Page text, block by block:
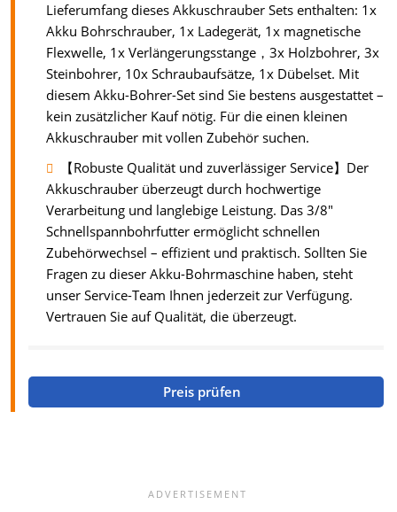
Lieferumfang dieses Akkuschrauber Sets enthalten: 1x
Akku Bohrschrauber, 1x Ladegerät, 1x magnetische
Flexwelle, 1x Verlängerungsstange，3x Holzbohrer, 3x
Steinbohrer, 10x Schraubaufsätze, 1x Dübelset. Mit
diesem Akku-Bohrer-Set sind Sie bestens ausgestattet –
kein zusätzlicher Kauf nötig. Für die einen kleinen
Akkuschrauber mit vollen Zubehör suchen.
【Robuste Qualität und zuverlässiger Service】Der
Akkuschrauber überzeugt durch hochwertige
Verarbeitung und langlebige Leistung. Das 3/8"
Schnellspannbohrfutter ermöglicht schnellen
Zubehörwechsel – effizient und praktisch. Sollten Sie
Fragen zu dieser Akku-Bohrmaschine haben, steht
unser Service-Team Ihnen jederzeit zur Verfügung.
Vertrauen Sie auf Qualität, die überzeugt.
Preis prüfen